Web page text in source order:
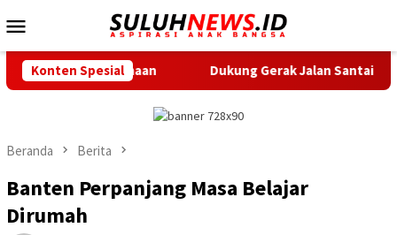
ke
Mobile
Konten Spesial Dukung Gerak Jalan Santai HUT RI,
Beranda Berita
Banten Perpanjang Masa Belajar
Dirumah